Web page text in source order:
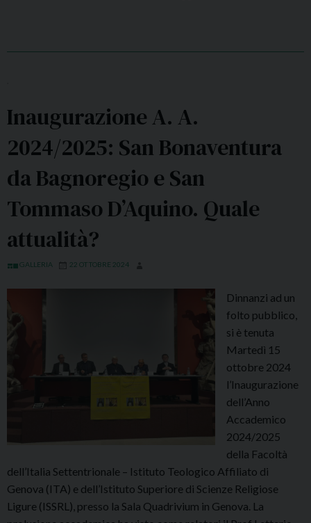
b
g
a
b
a
t
o
t
o
B
Inaugurazione A. A.
2024/2025: San Bonaventura
da Bagnoregio e San
Tommaso D’Aquino. Quale
attualità?
GALLERIA 22 OTTOBRE 2024
Dinnanzi ad un
folto pubblico,
si è tenuta
Martedì 15
ottobre 2024
l’Inaugurazione
dell’Anno
Accademico
2024/2025
della Facoltà
dell’Italia Settentrionale – Istituto Teologico Affiliato di
Genova (ITA) e dell’Istituto Superiore di Scienze Religiose
Ligure (ISSRL), presso la Sala Quadrivium in Genova. La